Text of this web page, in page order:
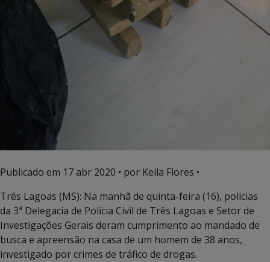
Publicado em 17 abr 2020 • por Keila Flores •
Três Lagoas (MS): Na manhã de quinta-feira (16), policias
da 3ª Delegacia de Polícia Civil de Três Lagoas e Setor de
Investigações Gerais deram cumprimento ao mandado de
busca e apreensão na casa de um homem de 38 anos,
investigado por crimes de tráfico de drogas.